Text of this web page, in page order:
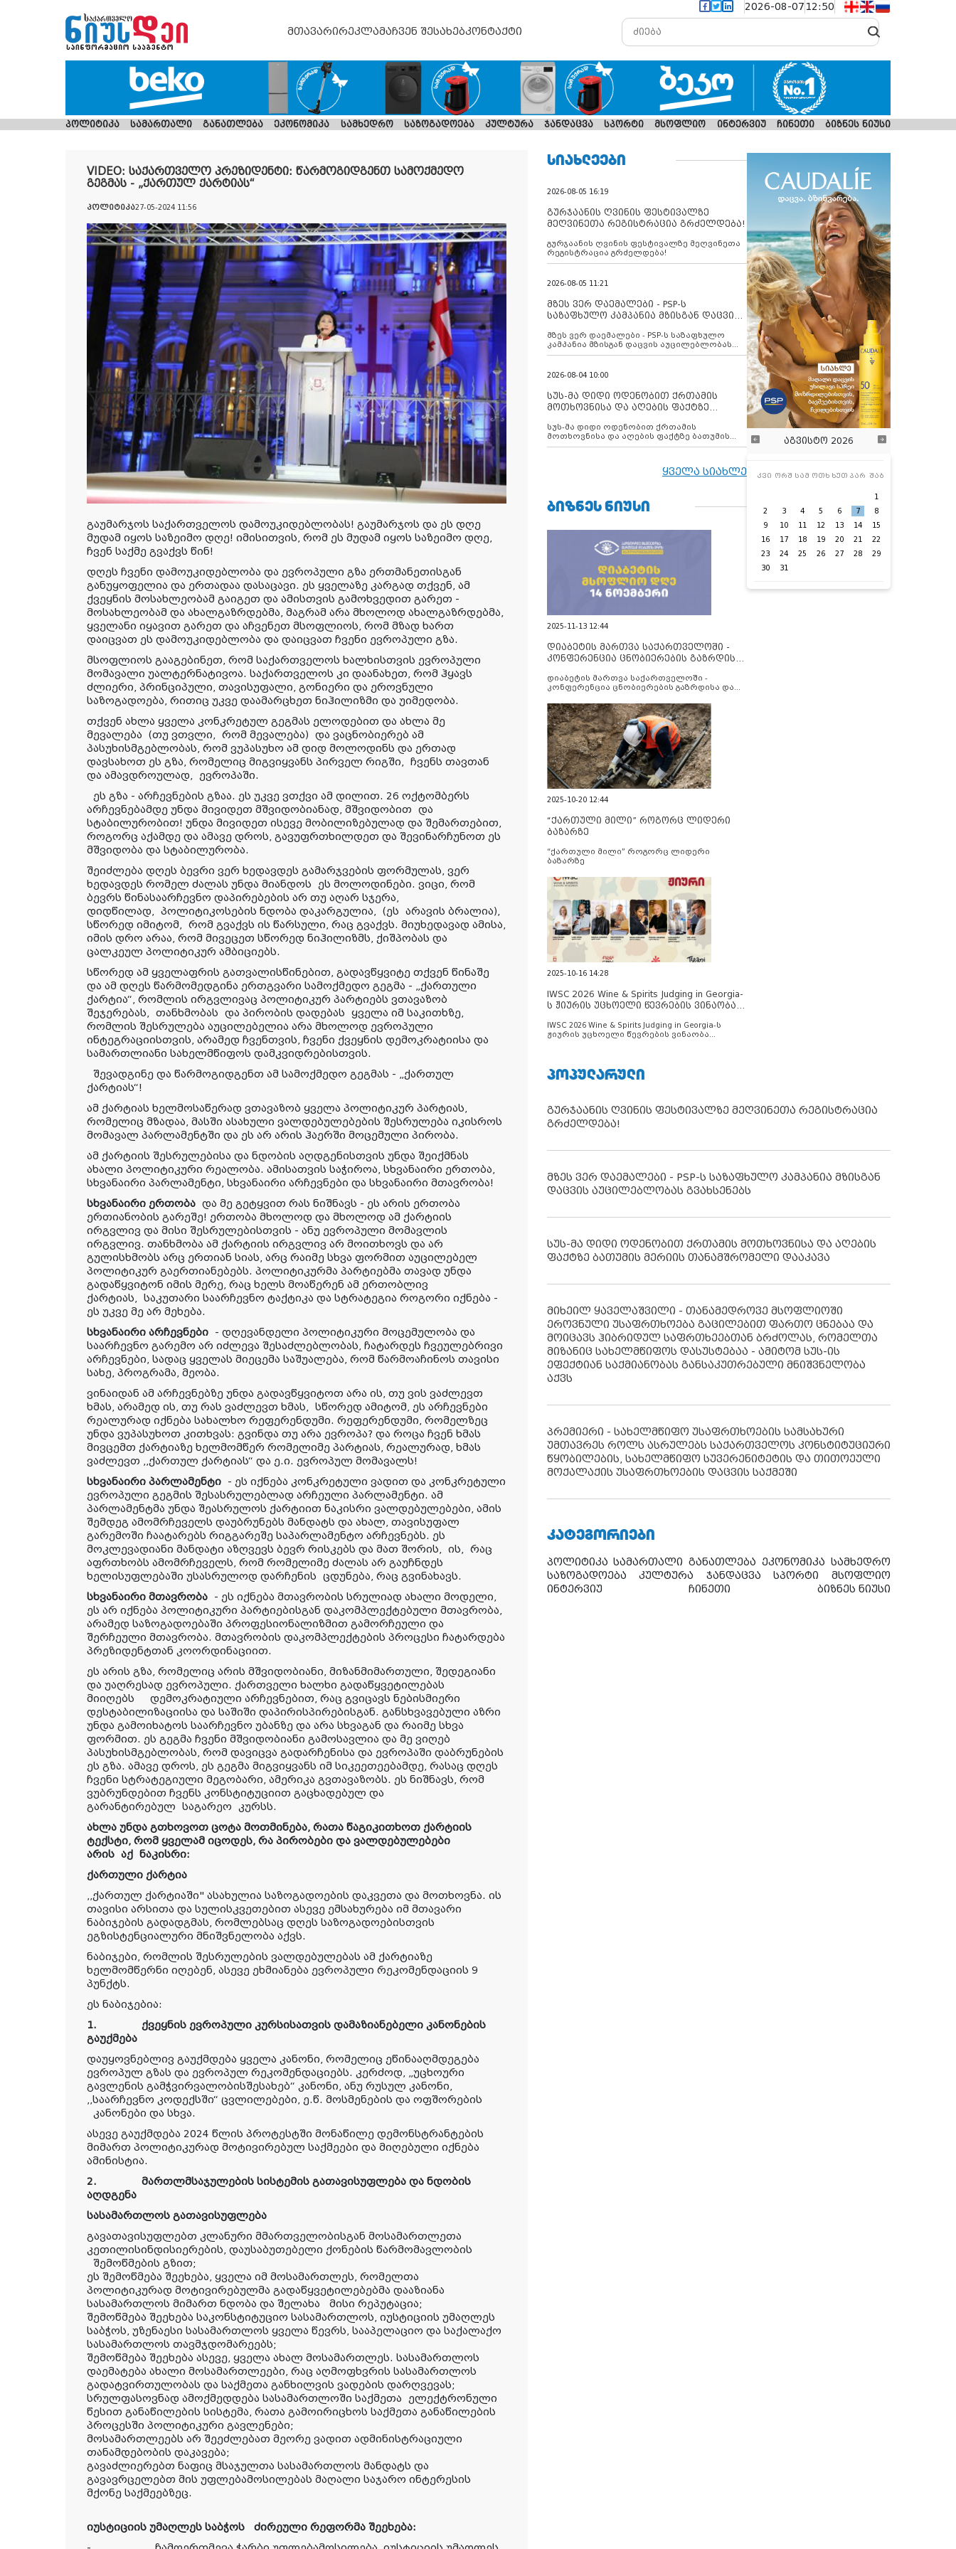
2026-08-07 12:50
მთავარირეკლამაჩვენ შესახებკონტაქტი
პოლიტიკა სამართალი განათლება ეკონომიკა სამხედრო საზოგადოება კულტურა ჯანდაცვა სპორტი მსოფლიო ინტერვიუ ჩინეთი ბიზნეს ნიუსი
VIDEO: საქართველო პრეზიდენტი: წარმოგიდგენთ სამოქმედო
გეგმას - „ქართულ ქარტიას“
პოლიტიკა27-05-2024 11:56
გაუმარჯოს საქართველოს დამოუკიდებლობას! გაუმარჯოს და ეს დღე
მუდამ იყოს საზეიმო დღე! იმისითვის, რომ ეს მუდამ იყოს საზეიმო დღე,
ჩვენ საქმე გვაქვს წინ!
დღეს ჩვენი დამოუკიდებლობა და ევროპული გზა ერთმანეთისგან
განუყოფელია და ერთადაა დასაცავი. ეს ყველაზე კარგად თქვენ, ამ
ქვეყნის მოსახლეობამ გაიგეთ და ამისთვის გამოხვედით გარეთ -
მოსახლეობამ და ახალგაზრდებმა, მაგრამ არა მხოლოდ ახალგაზრდებმა
ყველანი იყავით გარეთ და აჩვენეთ მსოფლიოს, რომ მზად ხართ
დაიცვათ ეს დამოუკიდებლობა და დაიცვათ ჩვენი ევროპული გზა.
მსოფლიოს გააგებინეთ, რომ საქართველოს ხალხისთვის ევროპული
მომავალი უალტერნატივოა. საქართველოს კი დაანახეთ, რომ ჰყავს
ძლიერი, პრინციპული, თავისუფალი, გონიერი და ეროვნული
საზოგადოება, რითიც უკვე დაამარცხეთ ნიჰილიზმი და უიმედობა.
თქვენ ახლა ყველა კონკრეტულ გეგმას ელოდებით და ახლა მე
მევალება (თუ ვთვლი რომ მევალება)
და ვაცნობიერებ ამ
პასუხისმგებლობას, რომ ვუპასუხო ამ დიდ მოლოდინს და ერთად
დავსახოთ ეს გზა, რომელიც მიგვიყვანს პირველ რიგში
ჩვენს თავთან
და ამავდროულად
ევროპაში.
ეს გზა - არჩევნების გზაა. ეს უკვე ვთქვი ამ დილით. 26 ოქტომბერს
არჩევნებამდე უნდა მივიდეთ მშვიდობიანად, მშვიდობით
და
სტაბილურობით! უნდა მივიდეთ ისევე მობილიზებულად და შემართებით,
როგორც აქამდე და ამავე დროს, გავუფრთხილდეთ და შევინარჩუნოთ ეს
მშვიდობა და სტაბილურობა.
შეიძლება დღეს ბევრი ვერ ხედავდეს გამარჯვების ფორმულას, ვერ
ხედავდეს რომელ ძალას უნდა მიანდოს
ეს მოლოდინები. ვიცი, რომ
ბევრს წინასაარჩევნო დაპირებების არ თუ აღარ სჯერა,
დიდწილად
პოლიტიკოსების ნდობა დაკარგულია, (ეს არავის ბრალია)
სწორედ იმიტომ
რომ გვაქვს ის წარსული, რაც გვაქვს. მიუხედავად ამისა,
იმის დრო არაა, რომ მივეცეთ სწორედ ნიჰილიზმს, ქიშპობას და
ცალკეულ პოლიტიკურ ამბიციებს.
სწორედ ამ ყველაფრის გათვალისწინებით, გადავწყვიტე თქვენ წინაშე
და ამ დღეს წარმომედგინა ერთგვარი სამოქმედო გეგმა - „ქართული
ქარტია“, რომლის ირგვლივაც პოლიტიკურ პარტიებს ვთავაზობ
შეჯერებას
თანხმობას და პირობის დადებას
ყველა იმ საკითხზე,
რომლის შესრულება აუცილებელია არა მხოლოდ ევროპული
ინტეგრაციისთვის, არამედ ჩვენთვის, ჩვენი ქვეყნის დემოკრატიისა და
სამართლიანი სახელმწიფოს დამკვიდრებისთვის.
შევადგინე და წარმოგიდგენთ ამ სამოქმედო გეგმას - „ქართულ
ქარტიას“!
ამ ქარტიას ხელმოსაწერად ვთავაზობ ყველა პოლიტიკურ პარტიას,
რომელიც მზადაა, მასში ასახული ვალდებულებების შესრულება იკისროს
მომავალ პარლამენტში და ეს არ არის ჰაერში მოცემული პირობა.
ამ ქარტიის შესრულებისა და ნდობის აღდგენისთვის უნდა შეიქმნას
ახალი პოლიტიკური რეალობა. ამისათვის საჭიროა, სხვანაირი ერთობა,
სხვანაირი პარლამენტი, სხვანაირი არჩევნები და სხვანაირი მთავრობა!
სხვანაირი ერთობა და მე გეტყვით რას ნიშნავს - ეს არის ერთობა
ერთიანობის გარეშე! ერთობა მხოლოდ და მხოლოდ ამ ქარტიის
ირგვლივ და მისი შესრულებისთვის - ანუ ევროპული მომავლის
ირგვლივ. თანხმობა ამ ქარტიის ირგვლივ არ მოითხოვს და არ
გულისხმობს არც ერთიან სიას, არც რაიმე სხვა ფორმით აუცილებელ
პოლიტიკურ გაერთიანებებს. პოლიტიკურმა პარტიებმა თავად უნდა
გადაწყვიტონ იმის მერე, რაც ხელს მოაწერენ ამ ერთობლივ
ქარტიას
საკუთარი საარჩევნო ტაქტიკა და სტრატეგია როგორი იქნება -
ეს უკვე მე არ მეხება.
სხვანაირი არჩევნები - დღევანდელი პოლიტიკური მოცემულობა და
საარჩევნო გარემო არ იძლევა შესაძლებლობას, ჩატარდეს ჩვეულებრივი
არჩევნები, სადაც ყველას მიეცემა საშუალება, რომ წარმოაჩინოს თავისი
სახე, პროგრამა, მეობა.
ვინაიდან ამ არჩევნებზე უნდა გადავწყვიტოთ არა ის, თუ ვის ვაძლევთ
ხმას, არამედ ის, თუ რას ვაძლევთ ხმას
სწორედ ამიტომ, ეს არჩევნები
რეალურად იქნება სახალხო რეფერენდუმი. რეფერენდუმი, რომელზეც
უნდა ვუპასუხოთ კითხვას: გვინდა თუ არა ევროპა? და როცა ჩვენ ხმას
მივცემთ ქარტიაზე ხელმომწერ რომელიმე პარტიას, რეალურად, ხმას
ვაძლევთ ,,ქართულ ქარტიას“ და ე.ი. ევროპულ მომავალს!
სხვანაირი პარლამენტი - ეს იქნება კონკრეტული ვადით და კონკრეტული
ევროპული გეგმის შესასრულებლად არჩეული პარლამენტი. ამ
პარლამენტმა უნდა შეასრულოს ქარტიით ნაკისრი ვალდებულებები, ამის
შემდეგ ამომრჩეველს დაუბრუნებს მანდატს და ახალ, თავისუფალ
გარემოში ჩაატარებს რიგგარეშე საპარლამენტო არჩევნებს. ეს
მოკლევადიანი მანდატი აზღვევს ბევრ რისკებს და მათ შორის
ის
რაც
აფრთხობს ამომრჩეველს, რომ რომელიმე ძალას არ გაუჩნდეს
ხელისუფლებაში უსასრულოდ დარჩენის ცდუნება , რაც გვინახავს.
სხვანაირი მთავრობა - ეს იქნება მთავრობის სრულიად ახალი მოდელი,
ეს არ იქნება პოლიტიკური პარტიებისგან დაკომპლექტებული მთავრობა,
არამედ საზოგადოებაში პროფესიონალიზმით გამორჩეული და
შერჩეული მთავრობა. მთავრობის დაკომპლექტების პროცესი ჩატარდება
პრეზიდენტთან კოორდინაციით.
ეს არის გზა, რომელიც არის მშვიდობიანი, მიზანმიმართული, შედეგიანი
და უაღრესად ევროპული. ქართველი ხალხი გადაწყვეტილებას
მიიღებს დემოკრატიული არჩევნებით, რაც გვიცავს ნებისმიერი
დესტაბილიზაციისა და საშიში დაპირისპირებისგან. განსხვავებული აზრი
უნდა გამოიხატოს საარჩევნო უბანზე და არა სხვაგან და რაიმე სხვა
ფორმით. ეს გეგმა ჩვენი მშვიდობიანი გამოსავლია და მე ვიღებ
პასუხისმგებლობას, რომ დავიცვა გადარჩენისა და ევროპაში დაბრუნების
ეს გზა. ამავე დროს, ეს გეგმა მიგვიყვანს იმ სიკეეთეებამდე, რასაც დღეს
ჩვენი სტრატეგიული მეგობარი, ამერიკა გვთავაზობს. ეს ნიშნავს, რომ
ვუბრუნდებით ჩვენს კონსტიტუციით გაცხადებულ და
გარანტირებულ საგარეო კურსს.
ახლა უნდა გთხოვოთ ცოტა მოთმინება, რათა წაგიკითხოთ ქარტიის
ტექსტი, რომ ყველამ იცოდეს, რა პირობები და ვალდებულებები
არის აქ ნაკისრი:
ქართული ქარტია
,,ქართულ ქარტიაში" ასახულია საზოგადოების დაკვეთა და მოთხოვნა. ის
თავისი არსითა და სულისკვეთებით ასევე ემსახურება იმ მთავარი
ნაბიჯების გადადგმას, რომლებსაც დღეს საზოგადოებისთვის
ეგზისტენციალური მნიშვნელობა აქვს.
ნაბიჯები, რომლის შესრულების ვალდებულებას ამ ქარტიაზე
ხელმომწერნი იღებენ, ასევე ეხმიანება ევროპული რეკომენდაციის 9
პუნქტს.
ეს ნაბიჯებია:
1.
ქვეყნის ევროპული კურსისათვის დამაზიანებელი კანონების
გაუქმება
დაუყოვნებლივ გაუქმდება ყველა კანონი, რომელიც ეწინააღმდეგება
ევროპულ გზას და ევროპულ რეკომენდაციებს. კერძოდ, „უცხოური
გავლენის გამჭვირვალობისშესახებ“ კანონი, ანუ რუსულ კანონი,
,,საარჩევნო კოდექსში“ ცვლილებები, ე.წ. მოსმენების და ოფშორების
კანონები და სხვა.
ასევე გაუქმდება 2024 წლის პროტესტში მონაწილე დემონსტრანტების
მიმართ პოლიტიკურად მოტივირებულ საქმეები და მიღებული იქნება
ამინისტია.
2.
მართლმსაჯულების სისტემის გათავისუფლება და ნდობის
აღდგენა
სასამართლოს გათავისუფლება
გავათავისუფლებთ კლანური მმართველობისგან მოსამართლეთა
კეთილისინდისიერების, დაუსაბუთებელი ქონების წარმომავლობის
შემოწმების გზით;
ეს შემოწმება შეეხება, ყველა იმ მოსამართლეს, რომელთა
პოლიტიკურად მოტივირებულმა გადაწყვეტილებებმა დააზიანა
სასამართლოს მიმართ ნდობა და შელახა მისი რეპუტაცია;
შემოწმება შეეხება საკონსტიტუციო სასამართლოს, იუსტიციის უმაღლეს
საბჭოს, უზენაესი სასამართლოს ყველა წევრს, სააპელაციო და საქალაქო
სასამართლოს თავმჯდომარეებს;
შემოწმება შეეხება ასევე, ყველა ახალ მოსამართლეს. სასამართლოს
დაემატება ახალი მოსამართლეები, რაც აღმოფხვრის სასამართლოს
გადატვირთულობას და საქმეთა განხილვის ვადების დარღვევას;
სრულფასოვნად ამოქმედდება სასამართლოში საქმეთა ელექტრონული
წესით განაწილების სისტემა, რათა გამოირიცხოს საქმეთა განაწილების
პროცესში პოლიტიკური გავლენები;
მოსამართლეებს არ შეეძლებათ მეორე ვადით ადმინისტრაციული
თანამდებობის დაკავება;
გავაძლიერებთ ნაფიც მსაჯულთა სასამართლოს მანდატს და
გავავრცელებთ მის უფლებამოსილებას მაღალი საჯარო ინტერესის
მქონე საქმეებზეც.
იუსტიციის უმაღლეს საბჭოს ძირეული რეფორმა შეეხება:
ᲡᲘᲐᲮᲚᲔᲔᲑᲘ
2026-08-05 16:19
გურჯაანის ღვინის ფესტივალზე
მეღვინეთა რეგისტრაცია გრძელდება!
გურჯაანის ღვინის ფესტივალზე მეღვინეთა
რეგისტრაცია გრძელდება!
2026-08-05 11:21
მზეს ვერ დაემალები - PSP-ს
საზაფხულო კამპანია მზისგან დაცვის
მზეს ვერ დაემალები - PSP-ს საზაფხულო
კამპანია მზისგან დაცვის აუცილებლობას
გვახსენებს
2026-08-04 10:00
სუს-მა დიდი ოდენობით ქრთამის
მოთხოვნისა და აღების ფაქტზე
დააკავა
სუს-მა დიდი ოდენობით ქრთამის
მოთხოვნისა და აღების ფაქტზე ბათუმის
მერიის თანამშრომელი დააკავა
ყველა სიახლე
ᲑᲘᲖᲜᲔᲡ ᲜᲘᲣᲡᲘ
2025-11-13 12:44
დიაბეტის მართვა საქართველოში -
კონფერენცია ცნობიერების გაზრდისა
დიაბეტის მართვა საქართველოში -
კონფერენცია ცნობიერების გაზრდისა და
2025-10-20 12:44
“ქართული მილი” როგორც ლიდერი
ბაზარზე
“ქართული მილი” როგორც ლიდერი
ბაზარზე
2025-10-16 14:28
IWSC 2026 Wine & Spirits Judging in Georgia-
ს ჟიურის უცხოელი წევრების ვინაობა
IWSC 2026 Wine & Spirits Judging in Georgia-ს
ჟიურის უცხოელი წევრების ვინაობა
აგვისტო 2026
კვი ორშ სამ ოთხ ხუთ პარ შაბ
1
2
3 4 5 6 7
8
9
10 11 12 13 14
15
16
17 18 19 20 21
22
23
24 25 26 27 28
29
30
31
ᲞᲝᲞᲣᲚᲐᲠᲣᲚᲘ
გურჯაანის ღვინის ფესტივალზე მეღვინეთა რეგისტრაცია
გრძელდება!
მზეს ვერ დაემალები - PSP-ს საზაფხულო კამპანია მზისგან
დაცვის აუცილებლობას გვახსენებს
სუს-მა დიდი ოდენობით ქრთამის მოთხოვნისა და აღების
ფაქტზე ბათუმის მერიის თანამშრომელი დააკავა
მიხეილ ყაველაშვილი - თანამედროვე მსოფლიოში
ეროვნული უსაფრთხოება გაცილებით ფართო ცნებაა და
მოიცავს ჰიბრიდულ საფრთხეებთან ბრძოლას, რომელთა
მიზანიც სახელმწიფოს დასუსტებაა - ამიტომ სუს-ის
ეფექტიან საქმიანობას განსაკუთრებული მნიშვნელობა
აქვს
პრემიერი - სახელმწიფო უსაფრთხოების სამსახური
უმთავრეს როლს ასრულებს საქართველოს კონსტიტუციური
წყობილების, სახელმწიფო სუვერენიტეტის და თითოეული
მოქალაქის უსაფრთხოების დაცვის საქმეში
ᲙᲐᲢᲔᲒᲝᲠᲘᲔᲑᲘ
პოლიტიკა სამართალი განათლება ეკონომიკა სამხედრო
საზოგადოება
კულტურა ჯანდაცვა სპორტი
მსოფლიო
ინტერვიუ
ჩინეთი ბიზნეს ნიუსი